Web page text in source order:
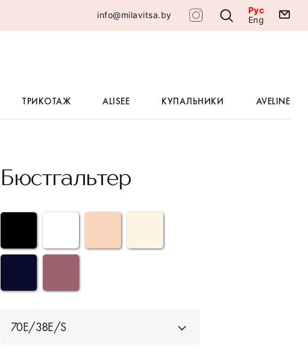
info@milavitsa.by
Рус
Eng
ТРИКОТАЖ ALISEE КУПАЛЬНИКИ AVELINE
Бюстгальтер
70Е/38Е/S